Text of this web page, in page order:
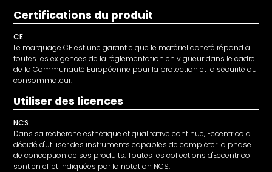
Certifications du produit
CE
Le marquage CE est une garantie que le matériel acheté répond à
toutes les exigences de la réglementation en vigueur dans le cadre
de la Communauté Européenne pour la protection et la sécurité du
consommateur.
Utiliser des licences
NCS
Dans sa recherche esthétique et qualitative continue, Eccentrico a
décidé d'utiliser des instruments capables de compléter la phase
de conception de ses produits. Toutes les collections d'Eccentrico
sont en effet indiquées par la notation NCS.